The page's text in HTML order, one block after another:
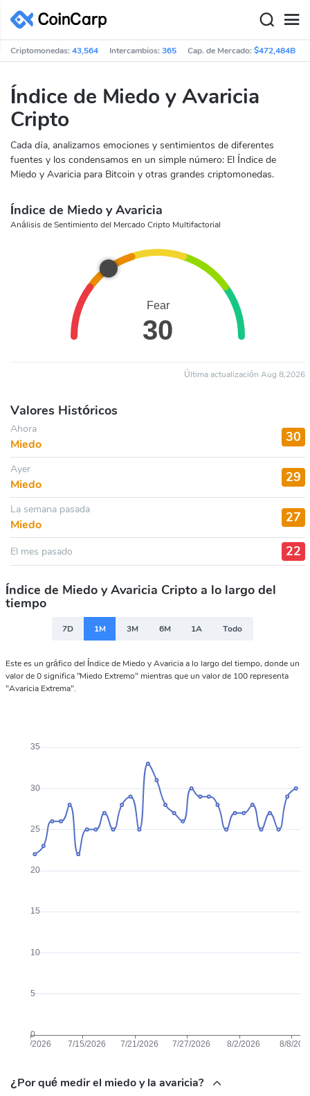
Criptomonedas:43,564 Intercambios:365 Cap. de Mercado:$472,484B
Índice de Miedo y Avaricia
Cripto
Cada día, analizamos emociones y sentimientos de diferentes
fuentes y los condensamos en un simple número: El Índice de
Miedo y Avaricia para Bitcoin y otras grandes criptomonedas.
Índice de Miedo y Avaricia
Análisis de Sentimiento del Mercado Cripto Multifactorial
Última actualización Aug 8,2026
Valores Históricos
Ahora
Miedo 30
Ayer
Miedo 29
La semana pasada
Miedo 27
El mes pasado 22
Índice de Miedo y Avaricia Cripto a lo largo del
tiempo
7D 1M 3M 6M 1A Todo
Este es un gráfico del Índice de Miedo y Avaricia a lo largo del tiempo, donde un
valor de 0 significa "Miedo Extremo" mientras que un valor de 100 representa
"Avaricia Extrema".
¿Por qué medir el miedo y la avaricia?